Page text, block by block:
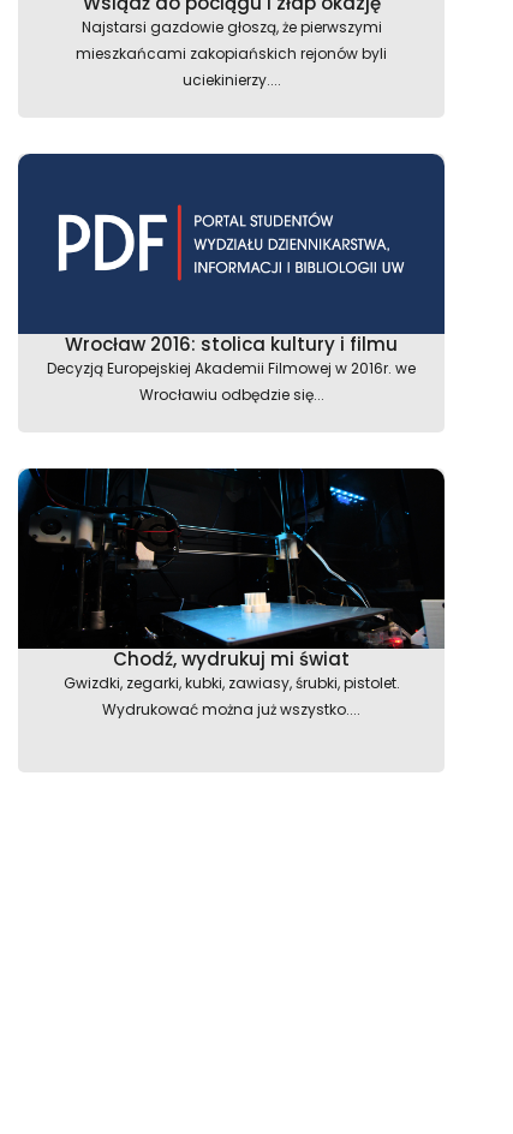
Najstarsi gazdowie głoszą, że pierwszymi
mieszkańcami zakopiańskich rejonów byli
uciekinierzy....
Wrocław 2016: stolica kultury i filmu
Decyzją Europejskiej Akademii Filmowej w 2016r. we
Wrocławiu odbędzie się...
Chodź, wydrukuj mi świat
Gwizdki, zegarki, kubki, zawiasy, śrubki, pistolet.
Wydrukować można już wszystko....